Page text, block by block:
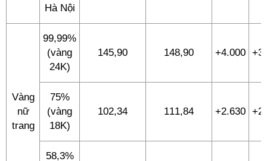
Hà Nội
Vàng
nữ
trang
99,99%
(vàng
24K)
145,90 148,90 +4.000
75%
(vàng
18K)
102,34 111,84 +2.630
58,3%